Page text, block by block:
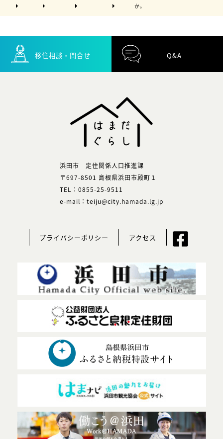
か。
移住相談・問合せ Q&A
浜田市 定住関係人口推進課
〒697-8501 島根県浜田市殿町１
TEL：0855-25-9511
e-mail：teiju@city.hamada.lg.jp
プライバシーポリシー アクセス